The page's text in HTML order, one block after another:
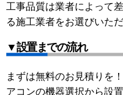
工事品質は業者によって
る施工業者をお選びいた
▼設置までの流れ
まずは無料のお見積りを
アコンの機器選択から設